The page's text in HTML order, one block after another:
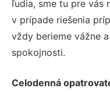
ľudia, sme tu pre vás
v prípade riešenia
vždy berieme vážne
spokojnosti.
Celodenná